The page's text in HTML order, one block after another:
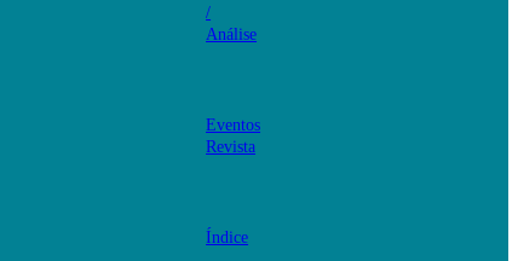
/
Análise
Eventos
Revista
Índice